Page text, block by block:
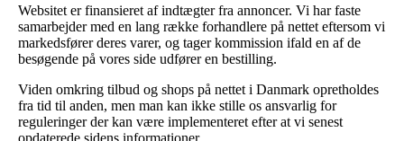
Websitet er finansieret af indtægter fra annoncer. Vi har faste
samarbejder med en lang række forhandlere på nettet eftersom vi
markedsfører deres varer, og tager kommission ifald en af de
besøgende på vores side udfører en bestilling.
Viden omkring tilbud og shops på nettet i Danmark opretholdes
fra tid til anden, men man kan ikke stille os ansvarlig for
reguleringer der kan være implementeret efter at vi senest
opdaterede sidens informationer.